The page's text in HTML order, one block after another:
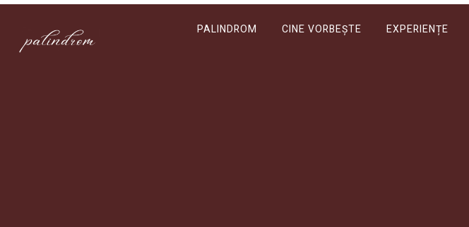
PALINDROM CINE VORBEȘTE EXPERIENȚE